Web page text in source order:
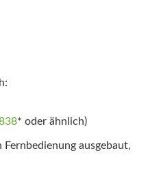
* oder ähnlich)
Fernbedienung ausgebaut,